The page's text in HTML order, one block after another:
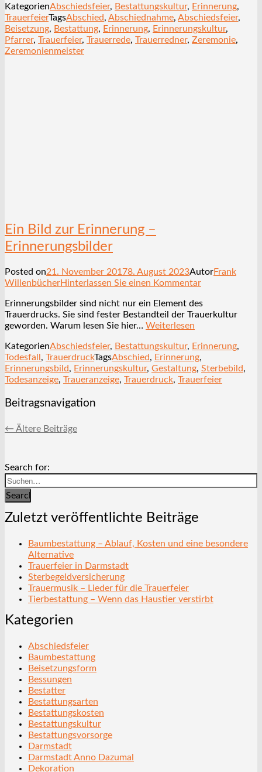
KategorienAbschiedsfeier, Bestattungskultur, Erinnerung,
TrauerfeierTagsAbschied, Abschiednahme, Abschiedsfeier,
Beisetzung, Bestattung, Erinnerung, Erinnerungskultur,
Pfarrer, Trauerfeier, Trauerrede, Trauerredner, Zeremonie,
Zeremonienmeister
Ein Bild zur Erinnerung –
Erinnerungsbilder
Posted on21. November 20178. August 2023AutorFrank
WillenbücherHinterlassen Sie einen Kommentar
Erinnerungsbilder sind nicht nur ein Element des
Trauerdrucks. Sie sind fester Bestandteil der Trauerkultur
geworden. Warum lesen Sie hier… Weiterlesen
KategorienAbschiedsfeier, Bestattungskultur, Erinnerung,
Todesfall , TrauerdruckTagsAbschied, Erinnerung,
Erinnerungsbild, Erinnerungskultur, Gestaltung, Sterbebild,
Todesanzeige, Traueranzeige, Trauerdruck, Trauerfeier
Beitragsnavigation
← Ältere Beiträge
Search for:
Search
Zuletzt veröffentlichte Beiträge
Baumbestattung – Ablauf, Kosten und eine besondere
Alternative
Trauerfeier in Darmstadt
Sterbegeldversicherung
Trauermusik – Lieder für die Trauerfeier
Tierbestattung – Wenn das Haustier verstirbt
Kategorien
Abschiedsfeier
Baumbestattung
Beisetzungsform
Bessungen
Bestatter
Bestattungsarten
Bestattungskosten
Bestattungskultur
Bestattungsvorsorge
Darmstadt
Darmstadt Anno Dazumal
Dekoration